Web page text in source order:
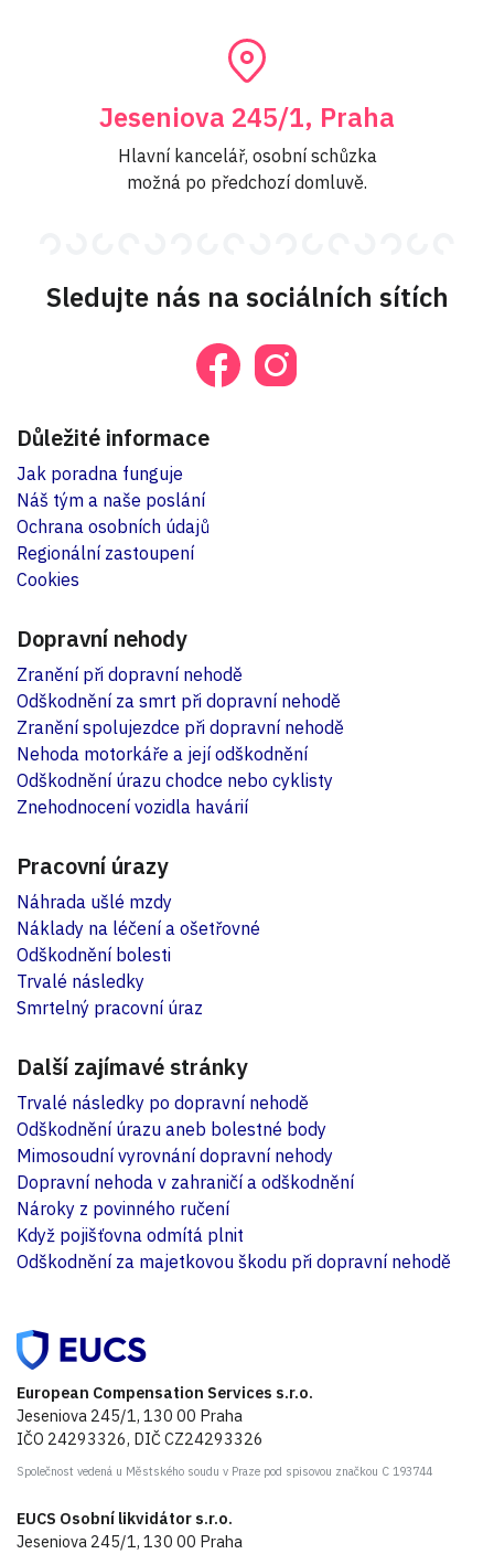
Jeseniova 245/1, Praha
Hlavní kancelář, osobní schůzka
možná po předchozí domluvě.
Sledujte nás na sociálních sítích
Důležité informace
Jak poradna funguje
Náš tým a naše poslání
Ochrana osobních údajů
Regionální zastoupení
Cookies
Dopravní nehody
Zranění při dopravní nehodě
Odškodnění za smrt při dopravní nehodě
Zranění spolujezdce při dopravní nehodě
Nehoda motorkáře a její odškodnění
Odškodnění úrazu chodce nebo cyklisty
Znehodnocení vozidla havárií
Pracovní úrazy
Náhrada ušlé mzdy
Náklady na léčení a ošetřovné
Odškodnění bolesti
Trvalé následky
Smrtelný pracovní úraz
Další zajímavé stránky
Trvalé následky po dopravní nehodě
Odškodnění úrazu aneb bolestné body
Mimosoudní vyrovnání dopravní nehody
Dopravní nehoda v zahraničí a odškodnění
Nároky z povinného ručení
Když pojišťovna odmítá plnit
Odškodnění za majetkovou škodu při dopravní nehodě
European Compensation Services s.r.o.
Jeseniova 245/1, 130 00 Praha
IČO 24293326, DIČ CZ24293326
Společnost vedená u Městského soudu v Praze pod spisovou značkou C 193744
EUCS Osobní likvidátor s.r.o.
Jeseniova 245/1, 130 00 Praha